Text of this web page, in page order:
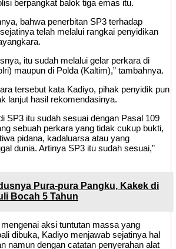
berpangkat balok tiga emas itu.
bahwa penerbitan SP3 terhadap
telah melalui rangkai penyidikan
itu sudah melalui gelar perkara di
maupun di Polda (Kaltim),” tambahnya.
tersebut kata Kadiyo, pihak penyidik pun
lanjut hasil rekomendasinya.
SP3 itu sudah sesuai dengan Pasal 109
sebuah perkara yang tidak cukup bukti,
pidana, kadaluarsa atau yang
dunia. Artinya SP3 itu sudah sesuai,”
Pura-pura Pangku, Kakek di
Bocah 5 Tahun
aksi tuntutan massa yang
dibuka, Kadiyo menjawab sejatinya hal
namun dengan catatan penyerahan alat